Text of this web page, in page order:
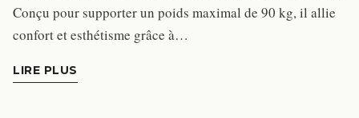
Conçu pour supporter un poids maximal de 90 kg, il allie
confort et esthétisme grâce à…
LIRE PLUS